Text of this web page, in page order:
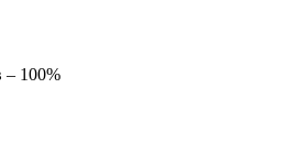
– 100%